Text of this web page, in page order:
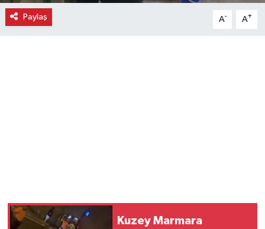
Paylaş A- A+
Kuzey Marmara
Haber
Seri İlan